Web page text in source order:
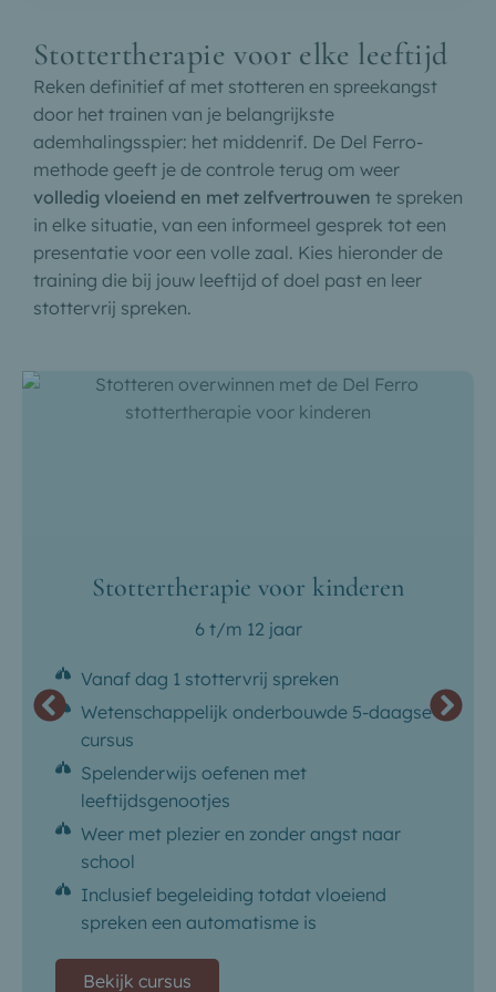
Stottertherapie voor elke leeftijd
Reken definitief af met stotteren en spreekangst
door het trainen van je belangrijkste
ademhalingsspier: het middenrif. De Del Ferro-
methode geeft je de controle terug om weer
volledig vloeiend en met zelfvertrouwen te spreken
in elke situatie, van een informeel gesprek tot een
presentatie voor een volle zaal. Kies hieronder de
training die bij jouw leeftijd of doel past en leer
stottervrij spreken.
Stottertherapie voor kinderen
6 t/m 12 jaar
Vanaf dag 1 stottervrij spreken
Wetenschappelijk onderbouwde 5-daagse
cursus
Spelenderwijs oefenen met
leeftijdsgenootjes
Weer met plezier en zonder angst naar
school
Inclusief begeleiding totdat vloeiend
spreken een automatisme is
Bekijk cursus